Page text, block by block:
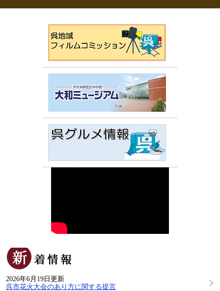
新
着
報
2026年6月19日更新
呉市花火大会のあり方に関する提言